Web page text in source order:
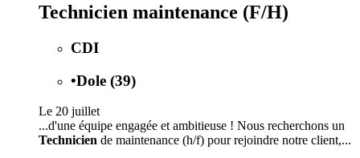
Technicien maintenance (F/H)
CDI
•Dole (39)
Le 20 juillet
...d'une équipe engagée et ambitieuse ! Nous recherchons un
Technicien de maintenance (h/f) pour rejoindre notre client,...